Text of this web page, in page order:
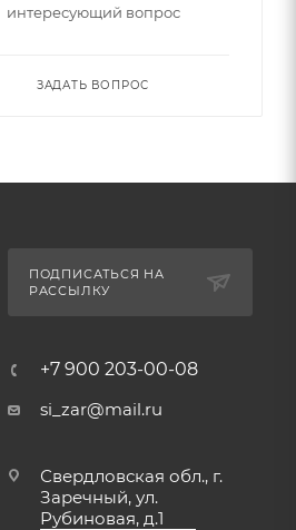
интересующий вопрос
ЗАДАТЬ ВОПРОС
ПОДПИСАТЬСЯ НА
РАССЫЛКУ
+7 900 203-00-08
si_zar@mail.ru
Свердловская обл., г.
Заречный, ул.
Рубиновая, д.1